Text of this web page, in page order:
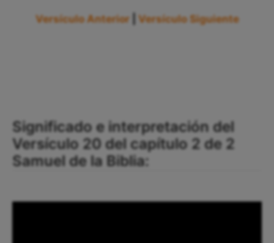
Versículo Anterior Versículo Siguiente
Significado e interpretación del
Versículo 20 del capítulo 2 de 2
Samuel de la Biblia: